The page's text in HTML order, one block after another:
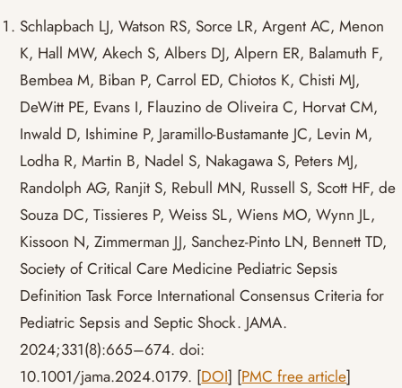
Schlapbach LJ, Watson RS, Sorce LR, Argent AC, Menon
K, Hall MW, Akech S, Albers DJ, Alpern ER, Balamuth F,
Bembea M, Biban P, Carrol ED, Chiotos K, Chisti MJ,
DeWitt PE, Evans I, Flauzino de Oliveira C, Horvat CM,
Inwald D, Ishimine P, Jaramillo-Bustamante JC, Levin M,
Lodha R, Martin B, Nadel S, Nakagawa S, Peters MJ,
Randolph AG, Ranjit S, Rebull MN, Russell S, Scott HF, de
Souza DC, Tissieres P, Weiss SL, Wiens MO, Wynn JL,
Kissoon N, Zimmerman JJ, Sanchez-Pinto LN, Bennett TD,
Society of Critical Care Medicine Pediatric Sepsis
Definition Task Force International Consensus Criteria for
Pediatric Sepsis and Septic Shock. JAMA.
2024;331(8):665–674. doi:
10.1001/jama.2024.0179. [DOI] [PMC free article]